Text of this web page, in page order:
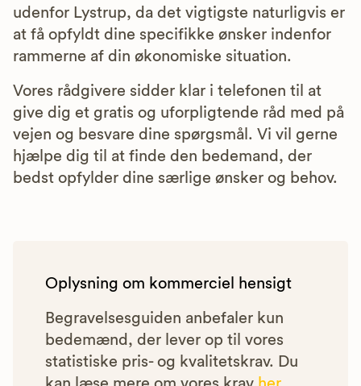
udenfor Lystrup, da det vigtigste naturligvis er
at få opfyldt dine specifikke ønsker indenfor
rammerne af din økonomiske situation.
Vores rådgivere sidder klar i telefonen til at
give dig et gratis og uforpligtende råd med på
vejen og besvare dine spørgsmål. Vi vil gerne
hjælpe dig til at finde den bedemand, der
bedst opfylder dine særlige ønsker og behov.
Oplysning om kommerciel hensigt
Begravelsesguiden anbefaler kun
bedemænd, der lever op til vores
statistiske pris- og kvalitetskrav. Du